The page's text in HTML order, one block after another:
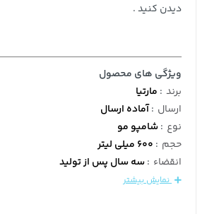
دیدن کنید .
ویژگی های محصول
برند : مارتیا
ارسال :آماده ارسال
نوع :شامپو مو
حجم : 600 میلی لیتر
انقضاء :سه سال پس از تولید
نمایش بیشتر